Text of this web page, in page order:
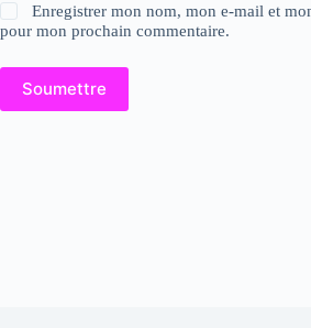
Enregistrer mon nom, mon e-mail et
pour mon prochain commentaire.
Soumettre